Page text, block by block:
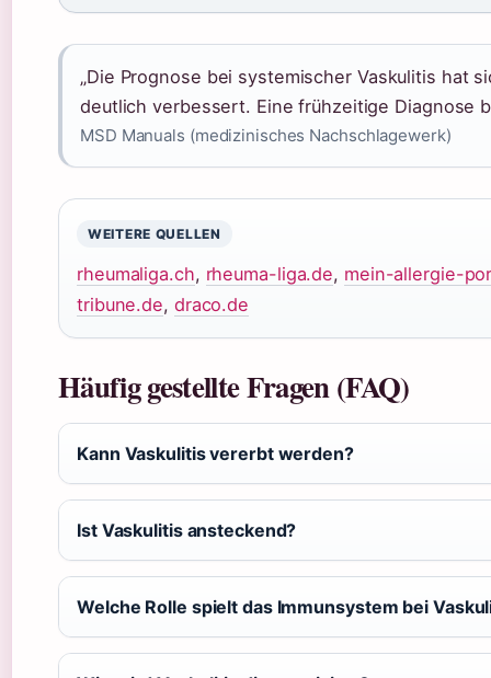
„Die Prognose bei systemischer Vaskulitis hat
deutlich verbessert. Eine frühzeitige Diagnose
MSD Manuals (medizinisches Nachschlagewerk)
WEITERE QUELLEN
rheumaliga.ch, rheuma-liga.de, mein-allergie-
tribune.de, draco.de
Häufig gestellte Fragen (FAQ)
Kann Vaskulitis vererbt werden?
Ist Vaskulitis ansteckend?
Welche Rolle spielt das Immunsystem bei